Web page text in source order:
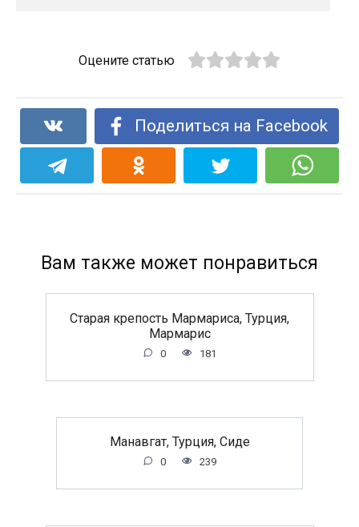
Оцените статью
Поделиться на Facebook
Вам также может понравиться
Старая крепость Мармариса, Турция,
Мармарис
0 181
Манавгат, Турция, Сиде
0 239